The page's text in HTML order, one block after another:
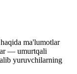
ma'lumotlar
— umurtqali
yuruvchilarning